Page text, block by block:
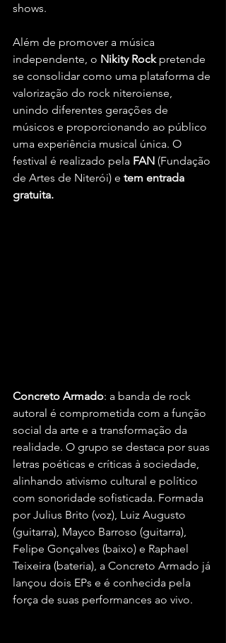
shows.
Além de promover a música
independente, o Nikity Rock pretende
se consolidar como uma plataforma de
valorização do rock niteroiense,
unindo diferentes gerações de
músicos e proporcionando ao público
uma experiência musical única. O
festival é realizado pela FAN (Fundação
de Artes de Niterói) e tem entrada
gratuita.
Concreto Armado: a banda de rock
autoral é comprometida com a função
social da arte e a transformação da
realidade. O grupo se destaca por suas
letras poéticas e críticas à sociedade,
alinhando ativismo cultural e político
com sonoridade sofisticada. Formada
por Julius Brito (voz), Luiz Augusto
(guitarra), Mayco Barroso (guitarra),
Felipe Gonçalves (baixo) e Raphael
Teixeira (bateria), a Concreto Armado já
lançou dois EPs e é conhecida pela
força de suas performances ao vivo.